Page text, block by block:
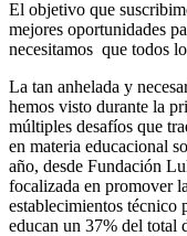
El objetivo que
mejores oportunidades
necesitamos que todos
La tan anhelada y
hemos visto durante la
múltiples desafíos que
en materia educacional
año, desde Fundación
focalizada en promover
establecimientos técnico
educan un 37% del total